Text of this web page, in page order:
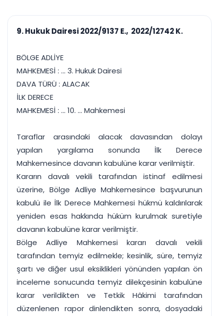
Duruşma ve görev
takvimi
Bildirim
takibi
Tek panelde uçtan uca yönetim
Tüm özellikleri inceleyin
9. Hukuk Dairesi 2022/9137 E., 2022/12742 K.
BÖLGE ADLİYE
MAHKEMESİ : ... 3. Hukuk Dairesi
DAVA TÜRÜ : ALACAK
İLK DERECE
MAHKEMESİ : ... 10. ... Mahkemesi
Taraflar arasındaki alacak davasından dolayı
yapılan yargılama sonunda İlk Derece
Mahkemesince davanın kabulüne karar verilmiştir.
Kararın davalı vekili tarafından istinaf edilmesi
üzerine, Bölge Adliye Mahkemesince başvurunun
kabulü ile İlk Derece Mahkemesi hükmü kaldırılarak
yeniden esas hakkında hüküm kurulmak suretiyle
davanın kabulüne karar verilmiştir.
Bölge Adliye Mahkemesi kararı davalı vekili
tarafından temyiz edilmekle; kesinlik, süre, temyiz
şartı ve diğer usul eksiklikleri yönünden yapılan ön
inceleme sonucunda temyiz dilekçesinin kabulüne
karar verildikten ve Tetkik Hâkimi tarafından
düzenlenen rapor dinlendikten sonra, dosyadaki